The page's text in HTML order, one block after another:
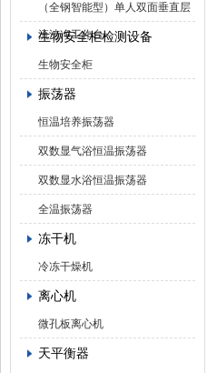
（全钢智能型）单人双面垂直层
流洁净工作台
生物安全柜检测设备
生物安全柜
振荡器
恒温培养振荡器
双数显气浴恒温振荡器
双数显水浴恒温振荡器
全温振荡器
冻干机
冷冻干燥机
离心机
微孔板离心机
天平衡器